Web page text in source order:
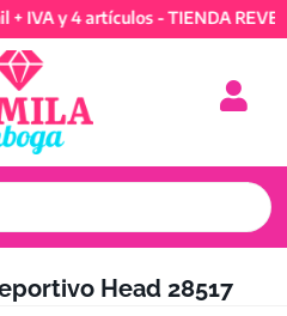
y 4 artículos - TIENDA
Head 28517